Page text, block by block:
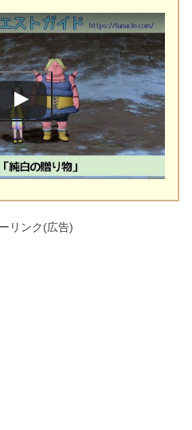
リンク(広告)